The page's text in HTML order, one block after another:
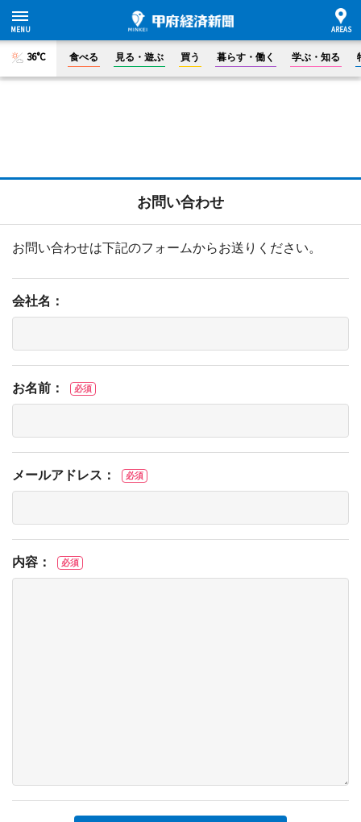
36°C 食べる 見る・遊ぶ 買う 暮らす・働く 学ぶ・知る
お問い合わせ
お問い合わせは下記のフォームからお送りください。
会社名：
お名前： 必須
メールアドレス： 必須
内容： 必須